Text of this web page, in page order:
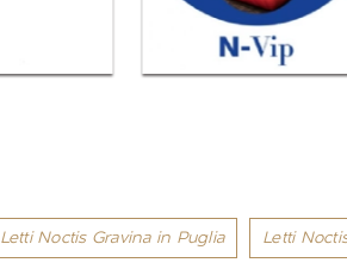
Letti Noctis Gravina in Puglia Letti